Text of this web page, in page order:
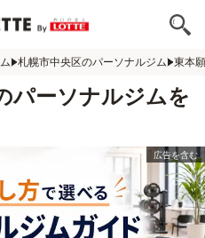
札幌市中央区のパーソナルジム 東本
パーソナルジムを